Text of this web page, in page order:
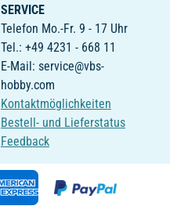
SERVICE
Telefon Mo.-Fr. 9 - 17 Uhr
Tel.: +49 4231 - 668 11
E-Mail: service@vbs-
hobby.com
Kontaktmöglichkeiten
Bestell- und Lieferstatus
Feedback